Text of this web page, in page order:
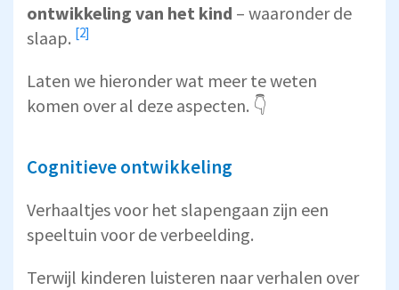
ontwikkeling van het kind – waaronder de
slaap. [2]
Laten we hieronder wat meer te weten
komen over al deze aspecten. 👇
Cognitieve ontwikkeling
Verhaaltjes voor het slapengaan zijn een
speeltuin voor de verbeelding.
Terwijl kinderen luisteren naar verhalen over